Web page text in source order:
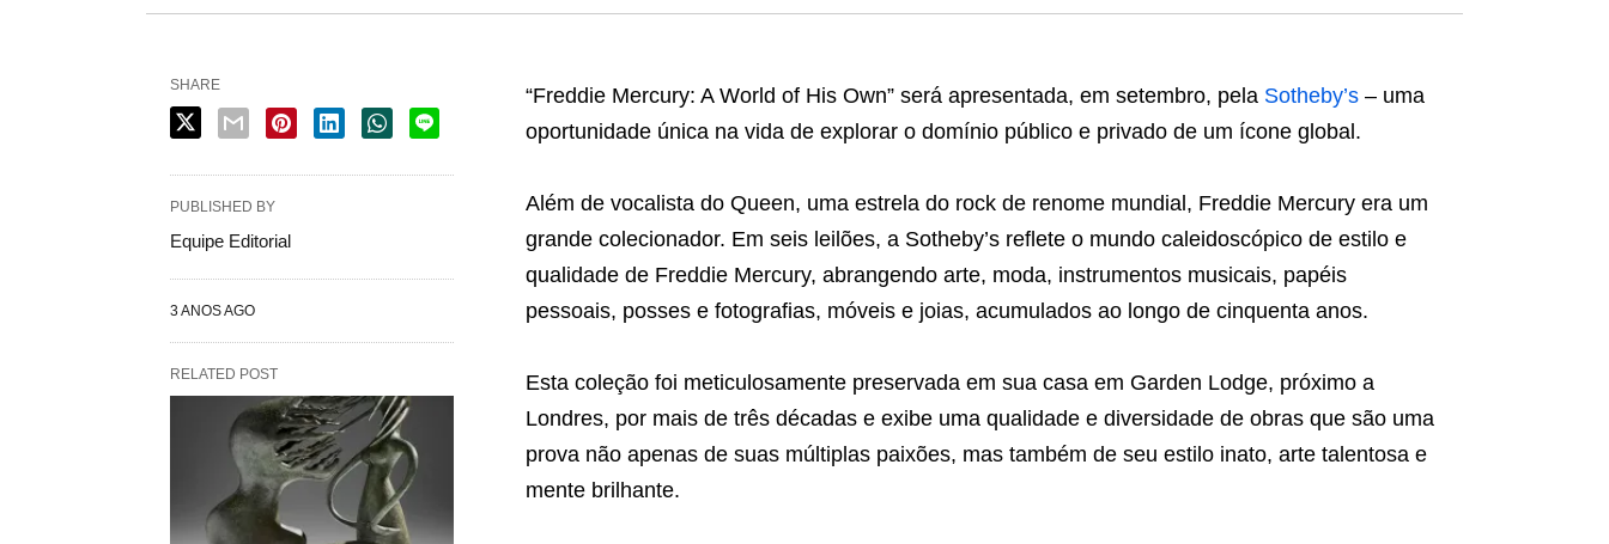
“Freddie Mercury: A World of His Own” será apresentada, em setembro, pela Sotheby’s– uma
oportunidade única na vida de explorar o domínio público e privado de um ícone global.
Além de vocalista do Queen, uma estrela do rock de renome mundial, Freddie Mercury era um
grande colecionador. Em seis leilões, a Sotheby’s reflete o mundo caleidoscópico de estilo e
qualidade de Freddie Mercury, abrangendo arte, moda, instrumentos musicais, papéis
pessoais, posses e fotografias, móveis e joias, acumulados ao longo de cinquenta anos.
Esta coleção foi meticulosamente preservada em sua casa em Garden Lodge, próximo a
Londres, por mais de três décadas e exibe uma qualidade e diversidade de obras que são uma
prova não apenas de suas múltiplas paixões, mas também de seu estilo inato, arte talentosa e
mente brilhante.
SHARE
PUBLISHED BY
Equipe Editorial
3 ANOS AGO
RELATED POST